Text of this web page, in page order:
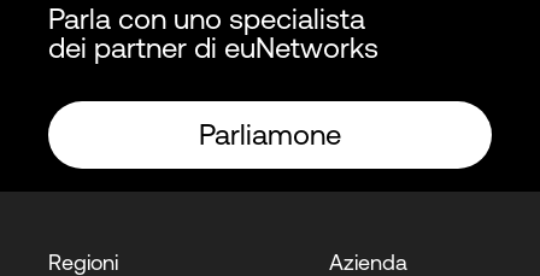
Parla con uno specialista
dei partner di euNetworks
Parliamone
Regioni Azienda